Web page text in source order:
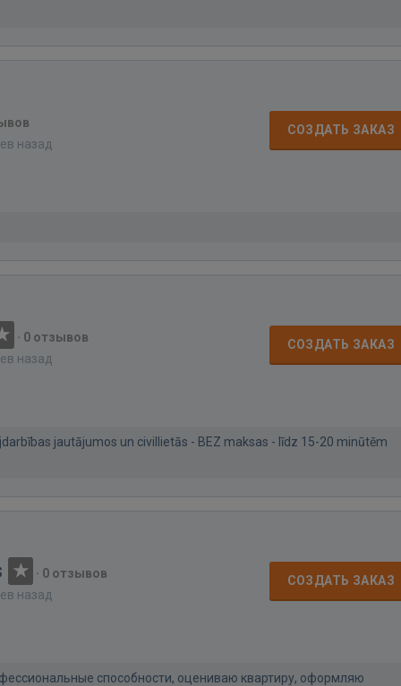
назад
СОЗДАТЬ ЗАКАЗ
· 0 отзывов
назад
СОЗДАТЬ ЗАКАЗ
jautājumos un civillietās - BEZ maksas - līdz 15-20 minūtēm
· 0 отзывов
назад
СОЗДАТЬ ЗАКАЗ
способности, оцениваю квартиру, оформляю